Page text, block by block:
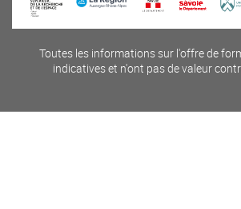
Toutes les informations sur l'offre de
indicatives et n'ont pas de valeur